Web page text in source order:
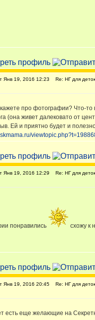
Янв 19, 2016 12:23 Re: НГ для
про фотографии? Что-
(она живет далековато от
Ей и приятно будет и
Янв 19, 2016 12:29 Re: НГ для
понравились схожу к
Янв 19, 2016 20:45 Re: НГ для
есть еще желающие на